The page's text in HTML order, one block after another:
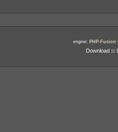
engine: PHP-Fusion
Download ::